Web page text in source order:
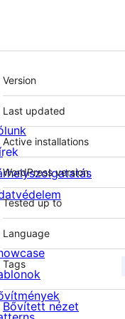
Meta
Version
Last updated
Active installations
WordPress version
Tested up to
Language
Tags
Bővített nézet